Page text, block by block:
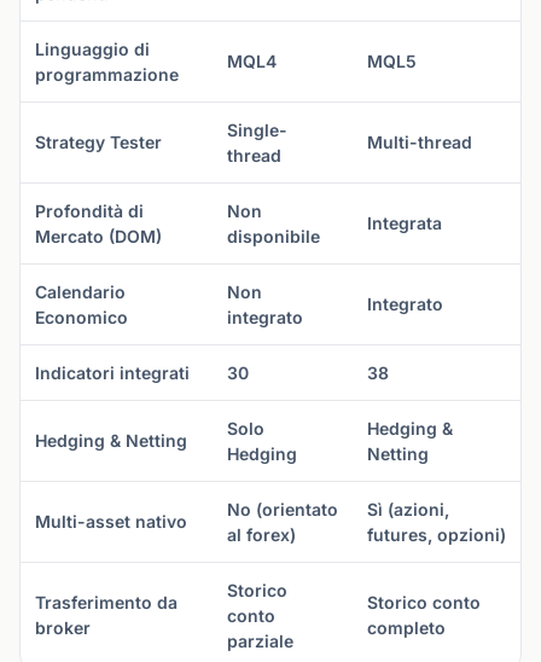
Linguaggio di
programmazione
MQL4 MQL5
Strategy Tester
Single-
thread
Multi-thread
Profondità di
Mercato (DOM)
Non
disponibile
Integrata
Calendario
Economico
Non
integrato
Integrato
Indicatori integrati 30 38
Hedging & Netting
Solo
Hedging
Hedging &
Netting
Multi-asset nativo
No (orientato
al forex)
Sì (azioni,
futures, opzioni)
Trasferimento da
broker
Storico
conto
parziale
Storico conto
completo